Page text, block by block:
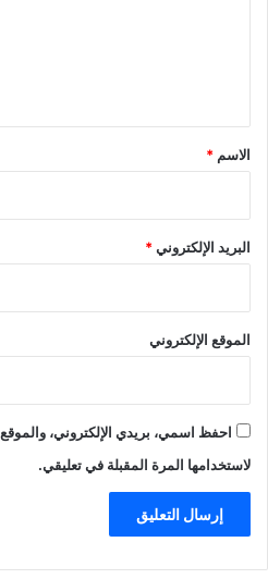
*
الاسم *
البريد الإلكتروني*
الموقع الإلكتروني
احفظ اسمي، بريدي الإلكتروني،
لاستخدامها المرة المقبلة في تعليقي.